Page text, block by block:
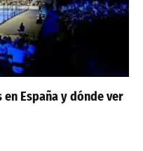
España y dónde ver